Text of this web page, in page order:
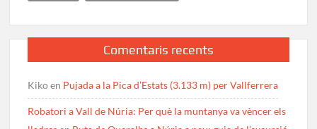
Comentaris recents
Kikoen Pujada a la Pica d’Estats (3.133 m) per Vallferrera
Robatori a Vall de Núria: Per què la muntanya va vèncer els